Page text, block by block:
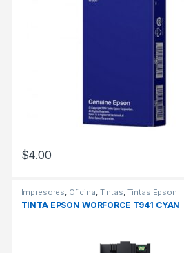
$4.00
Impresores, Oficina, Tintas, Tintas Epson
TINTA EPSON WORFORCE T941 CYAN